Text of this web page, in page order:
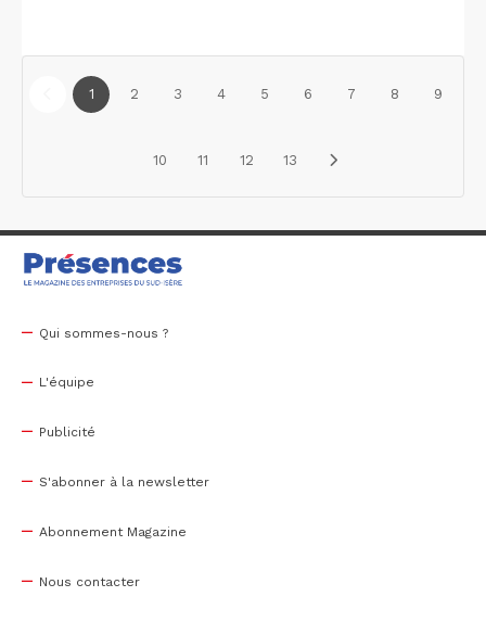
1 2 3 4 5 6 7 8 9
10 11 12 13
Qui sommes-nous ?
L'équipe
Publicité
S'abonner à la newsletter
Abonnement Magazine
Nous contacter